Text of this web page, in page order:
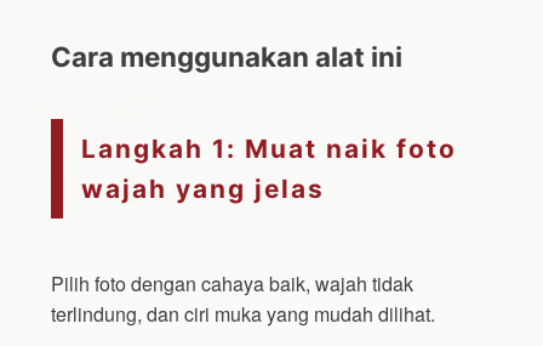
Cara menggunakan alat ini
Langkah 1: Muat naik foto
wajah yang jelas
Pilih foto dengan cahaya baik, wajah tidak
terlindung, dan ciri muka yang mudah dilihat.